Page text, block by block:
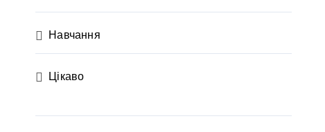
Навчання
Цікаво